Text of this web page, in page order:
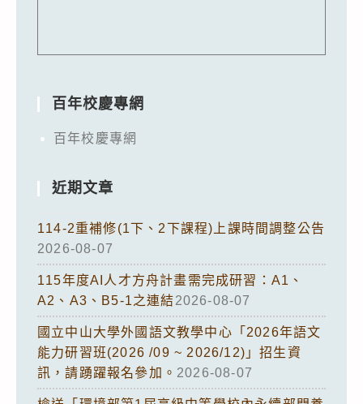
百年校慶專網
百年校慶專網
近期文章
114-2重補修(1下、2下課程)上課時間調整公告
2026-08-07
115年度AI人才方舟計畫需完成研習：A1、
A2、A3、B5-1之連結2026-08-07
國立中山大學外國語文教學中心「2026年語文
能力研習班(2026 /09 ~ 2026/12)」招生資
訊，請踴躍報名參加。 2026-08-07